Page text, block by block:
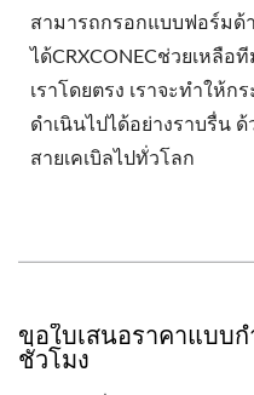
สามารถกรอกแบบฟอร์มด้
ได้CRXCONECช่วยเหลือ
เราโดยตรง เราจะทำให้
ดำเนินไปได้อย่างราบรื่น
สายเคเบิลไปทั่วโลก
ขอใบเสนอราคาแบบ
ชั่วโมง